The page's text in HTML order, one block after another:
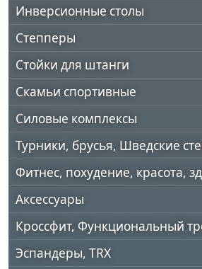
Инверсионные столы
Степперы
Стойки для штанги
Скамьи спортивные
Силовые комплексы
Турники, брусья, Шведские
Фитнес, похудение, красота,
Аксессуары
Кроссфит, Функциональный
Эспандеры, TRX